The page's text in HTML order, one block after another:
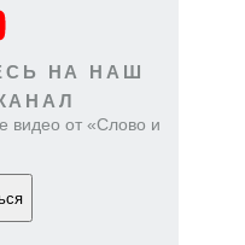
НА НАШ
видео от «Слово и